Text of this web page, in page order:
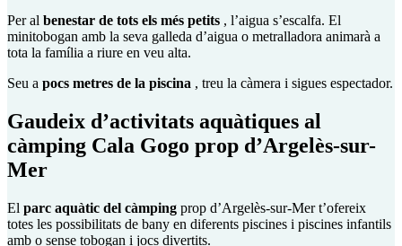
Per al benestar de tots els més petits , l’aigua s’escalfa. El
minitobogan amb la seva galleda d’aigua o metralladora animarà a
tota la família a riure en veu alta.
Seu a pocs metres de la piscina , treu la càmera i sigues espectador.
Gaudeix d’activitats aquàtiques al
càmping Cala Gogo prop d’Argelès-sur-
Mer
El parc aquàtic del càmping prop d’Argelès-sur-Mer t’ofereix
totes les possibilitats de bany en diferents piscines i piscines infantils
amb o sense tobogan i jocs divertits.